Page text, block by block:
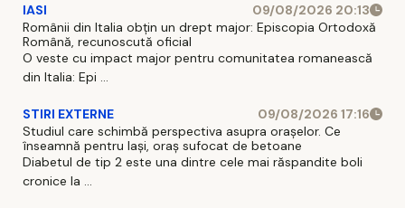
IASI
09/08/2026 20:13
Românii din Italia obțin un drept major: Episcopia Ortodoxă
Română, recunoscută oficial
O veste cu impact major pentru comunitatea romanească
din Italia: Epi ...
STIRI EXTERNE
09/08/2026 17:16
Studiul care schimbă perspectiva asupra orașelor. Ce
înseamnă pentru Iași, oraș sufocat de betoane
Diabetul de tip 2 este una dintre cele mai răspandite boli
cronice la ...